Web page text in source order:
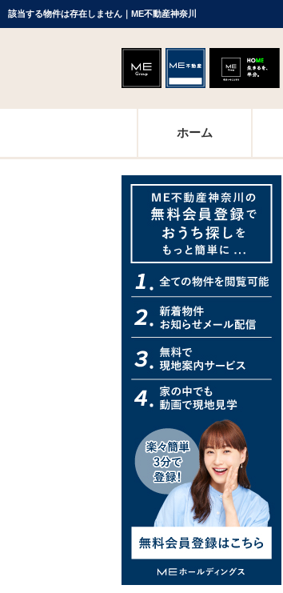
該当する物件は存在しません｜ME不動産神奈川
ホーム